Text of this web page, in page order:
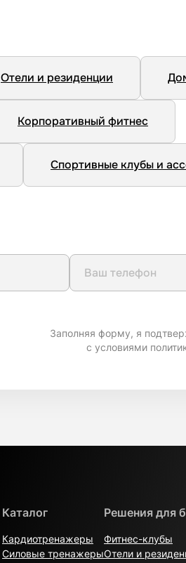
Отели и резиденции
Корпоративный фитнес
Спортивные клубы и
Заполняя форму, я
с условиями
Каталог
Кардиотренажеры
Силовые тренажеры
Решения для
Фитнес-клубы
Отели и